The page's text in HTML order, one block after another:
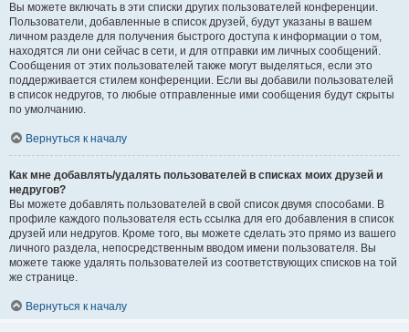
Вы можете включать в эти списки других пользователей конференции.
Пользователи, добавленные в список друзей, будут указаны в вашем
личном разделе для получения быстрого доступа к информации о том,
находятся ли они сейчас в сети, и для отправки им личных сообщений.
Сообщения от этих пользователей также могут выделяться, если это
поддерживается стилем конференции. Если вы добавили пользователей
в список недругов, то любые отправленные ими сообщения будут скрыты
по умолчанию.
Вернуться к началу
Как мне добавлять/удалять пользователей в списках моих друзей и
недругов?
Вы можете добавлять пользователей в свой список двумя способами. В
профиле каждого пользователя есть ссылка для его добавления в список
друзей или недругов. Кроме того, вы можете сделать это прямо из вашего
личного раздела, непосредственным вводом имени пользователя. Вы
можете также удалять пользователей из соответствующих списков на той
же странице.
Вернуться к началу